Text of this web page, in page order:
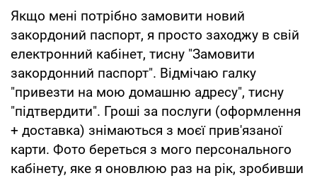
Якщо мені потрібно замовити новий
закордоний паспорт, я просто заходжу в свій
електронний кабінет, тисну "Замовити
закордонний паспорт". Відмічаю галку
"привезти на мою домашню адресу", тисну
"підтвердити". Гроші за послуги (оформлення
+ доставка) знімаються з моєї прив'язаної
карти. Фото береться з мого персонального
кабінету, яке я оновлюю раз на рік, зробивши